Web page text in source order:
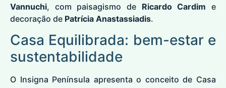
Vannuchi, com paisagismo de Ricardo Cardim e
decoração de Patrícia Anastassiadis.
Casa Equilibrada: bem-estar e
sustentabilidade
O Insigna Península apresenta o conceito de Casa